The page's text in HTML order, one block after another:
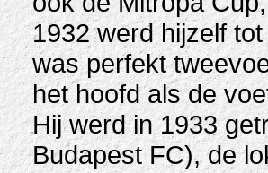
1932 werd hijzelf
was perfekt
het hoofd als de
Hij werd in 1933
Budapest FC), de